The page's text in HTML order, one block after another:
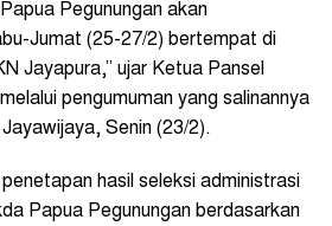
Pegunungan akan
Jumat (25-27/2) bertempat di
Jayapura,” ujar Ketua Pansel
pengumuman yang salinannya
Senin (23/2).
hasil seleksi administrasi
Papua Pegunungan berdasarkan